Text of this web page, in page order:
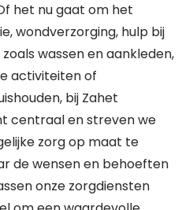
het nu gaat om het
wondverzorging, hulp bij
wassen en aankleden,
activiteiten of
bij Zahet
centraal en streven we
zorg op maat te
de wensen en behoeften
onze zorgdiensten